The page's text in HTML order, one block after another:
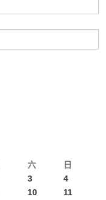
六 日
3
4
10
11